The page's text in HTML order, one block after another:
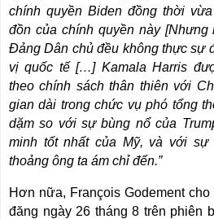
chính quyền Biden đồng thời
đồn của chính quyền này
Đảng Dân chủ đều không thực sự
vị quốc tế […] Kamala Harris
theo chính sách thân thiên với
gian dài trong chức vụ phó tổng
dặm so với sự bùng nổ của
minh tốt nhất của Mỹ, và với
thoảng ông ta ám chỉ đến.”
Hơn nữa, François Godement
đăng ngày 26 tháng 8 trên phiên